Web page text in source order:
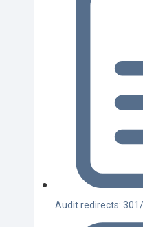
Audit redirects: